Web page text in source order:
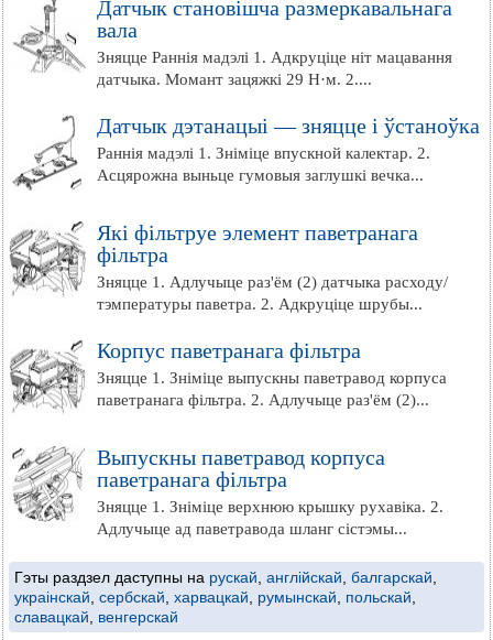
Датчык становішча размеркавальнага
вала
Зняцце Раннія мадэлі 1. Адкруціце ніт мацавання
датчыка. Момант зацяжкі 29 Н·м. 2....
Датчык дэтанацыі — зняцце і ўстаноўка
Раннія мадэлі 1. Зніміце впускной калектар. 2.
Асцярожна выньце гумовыя заглушкі вечка...
Які фільтруе элемент паветранага
фільтра
Зняцце 1. Адлучыце раз'ём (2) датчыка расходу/
тэмпературы паветра. 2. Адкруціце шрубы...
Корпус паветранага фільтра
Зняцце 1. Зніміце выпускны паветравод корпуса
паветранага фільтра. 2. Адлучыце раз'ём (2)...
Выпускны паветравод корпуса
паветранага фільтра
Зняцце 1. Зніміце верхнюю крышку рухавіка. 2.
Адлучыце ад паветравода шланг сістэмы...
Гэты раздзел даступны на рускай англійскай балгарскай
украінскай сербскай харвацкай румынскай польскай
славацкай
венгерскай